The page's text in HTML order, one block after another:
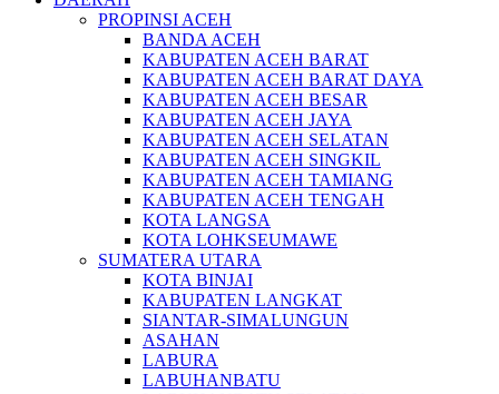
PROPINSI ACEH
BANDA ACEH
KABUPATEN ACEH BARAT
KABUPATEN ACEH BARAT DAYA
KABUPATEN ACEH BESAR
KABUPATEN ACEH JAYA
KABUPATEN ACEH SELATAN
KABUPATEN ACEH SINGKIL
KABUPATEN ACEH TAMIANG
KABUPATEN ACEH TENGAH
KOTA LANGSA
KOTA LOHKSEUMAWE
SUMATERA UTARA
KOTA BINJAI
KABUPATEN LANGKAT
SIANTAR-SIMALUNGUN
ASAHAN
LABURA
LABUHANBATU